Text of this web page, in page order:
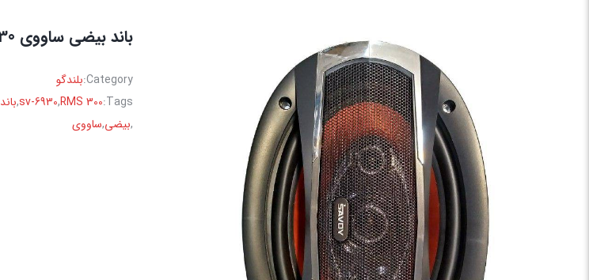
باند بیضی ساووی sv-6930
Category: بلندگو
Tags:
300 RMS
,
sv-6930
,باند
,بیضی,ساووی